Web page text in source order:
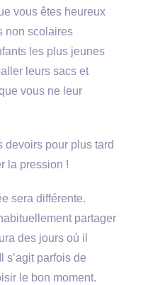
vous êtes heureux
non scolaires
les plus jeunes
leurs sacs et
vous ne leur
devoirs pour plus tard
la pression !
sera différente.
partager
des jours où il
s’agit parfois de
le bon moment.